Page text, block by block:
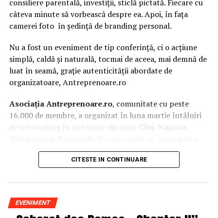
– Desfăşurătoare bancare ale mai multor companii
de hotel
– Notiţe scrise de mână cu cheltuieli urgente şi socoteli”,
scriu jurnaliştii RISE pe Facebook, anunţând o
ARTICOLE PE ACEIASI TEMA:
Milioane de români vor fi afectați! Vreți CREDITE la
bănci? BNR schimbă regulamentul în două luni! Iată noile
NU RATATI
O vedetă TV a devenit ambasador
consiliere parentală, investiții, sticlă pictată. Fiecare cu
câteva minute să vorbească despre ea. Apoi, în fața
camerei foto în ședință de branding personal.
Nu a fost un eveniment de tip conferință, ci o acțiune
simplă, caldă și naturală, tocmai de aceea, mai demnă de
luat în seamă, grație autenticității abordate de
organizatoare, Antreprenoare.ro
Asociația Antreprenoare.ro, comunitate cu peste
16.000 de membre, a organizat în luna martie întâlniri
de networking în trei orașe din țară:
Cluj-Napoca,
campania națională„Aleg să fiu vizibilă„, o
inițiativă care combină sesiuni de fotografie de brand
prezentă, cu numele tău și cu afacerea ta, în spațiul
public.
CITESTE IN CONTINUARE
EVENIMENT